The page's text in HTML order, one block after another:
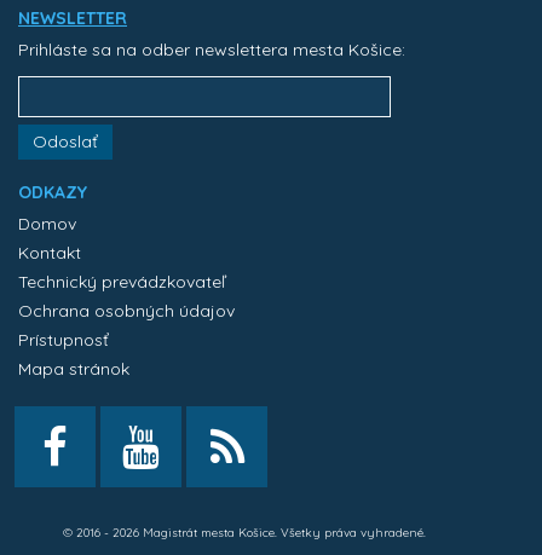
NEWSLETTER
Prihláste sa na odber newslettera mesta Košice:
Odoslať
ODKAZY
Domov
Kontakt
Technický prevádzkovateľ
Ochrana osobných údajov
Prístupnosť
Mapa stránok
© 2016 - 2026 Magistrát mesta Košice. Všetky práva vyhradené.